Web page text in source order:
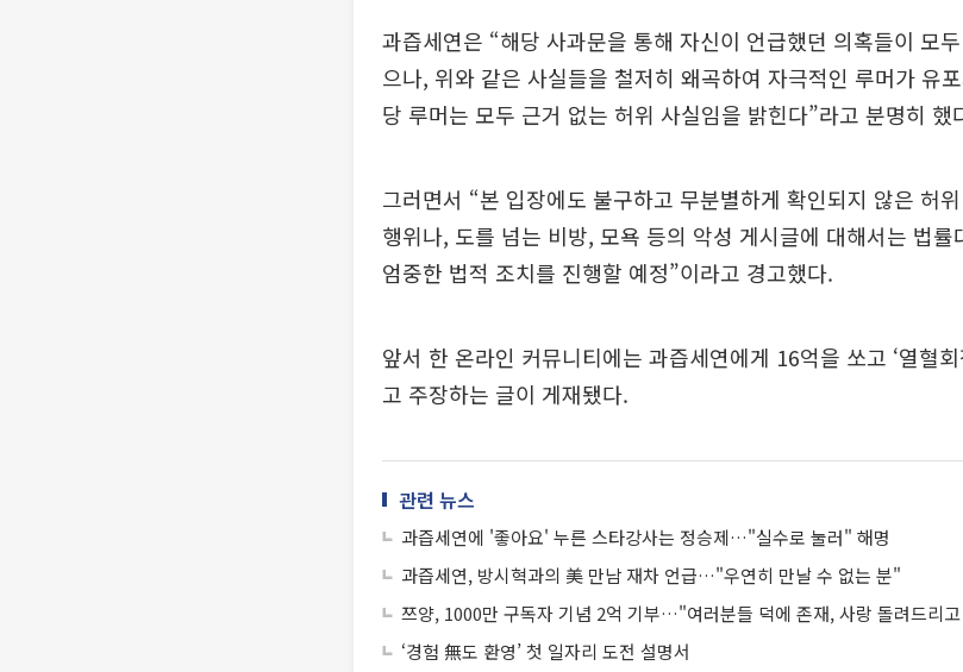
과즙세연은 “해당 사과문을 통해 자신이 언급했던 의혹들이 모
으나, 위와 같은 사실들을 철저히 왜곡하여 자극적인 루머가 유
당 루머는 모두 근거 없는 허위 사실임을 밝힌다”라고 분명히 했
그러면서 “본 입장에도 불구하고 무분별하게 확인되지 않은 허
행위나, 도를 넘는 비방, 모욕 등의 악성 게시글에 대해서는 법률
엄중한 법적 조치를 진행할 예정”이라고 경고했다.
앞서 한 온라인 커뮤니티에는 과즙세연에게 16억을 쏘고 ‘열혈
고 주장하는 글이 게재됐다.
관련 뉴스
과즙세연에 '좋아요' 누른 스타강사는 정승제…"실수로 눌러" 해명
과즙세연, 방시혁과의 美 만남 재차 언급…"우연히 만날 수 없는 분"
쯔양, 1000만 구독자 기념 2억 기부…"여러분들 덕에 존재, 사랑 돌려드리
‘경험 無도 환영’ 첫 일자리 도전 설명서